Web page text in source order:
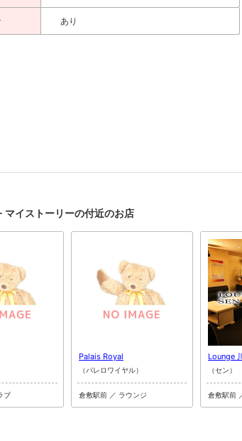
あり
マイストーリーの付近のお店
ブ
Palais Royal
（パレロワイヤル）
倉敷駅前 ／ ラウンジ
Lounge
（セン）
倉敷駅前